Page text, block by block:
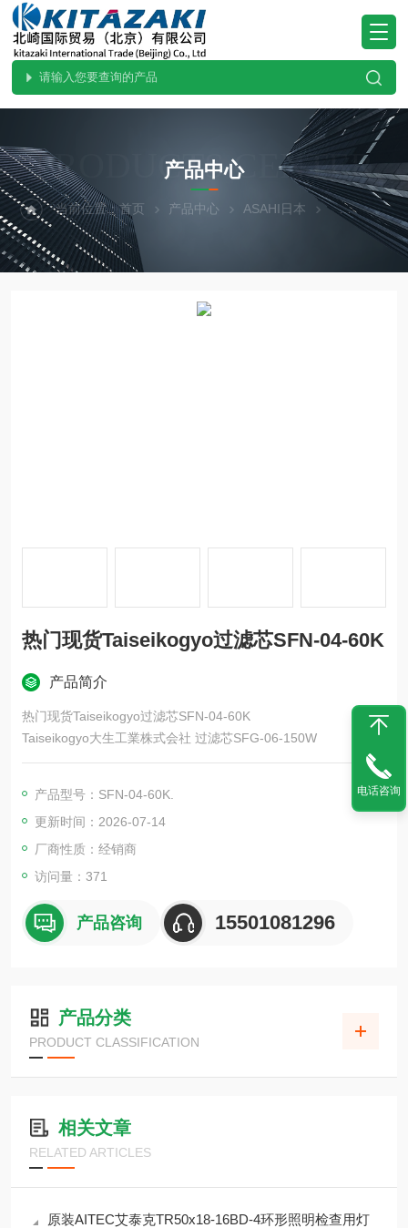
PRODUCTS CENTER
产品中心
当前位置：首页 产品中心 ASAHI日本 热门现货-北
热门现货Taiseikogyo过滤芯SFN-04-60K
产品简介
热门现货Taiseikogyo过滤芯SFN-04-60K
Taiseikogyo大生工業株式会社 过滤芯SFG-06-150W
产品型号：SFN-04-60K.
更新时间：2026-07-14
厂商性质：经销商
访问量：371
产品咨询 15501081296
产品分类
PRODUCT CLASSIFICATION
相关文章
RELATED ARTICLES
原装AITEC艾泰克TR50x18-16BD-4环形照明检查用灯
电话咨询